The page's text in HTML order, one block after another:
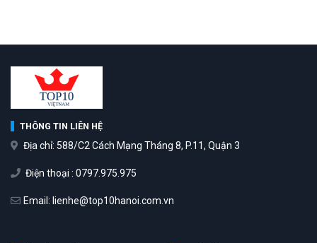
THÔNG TIN LIÊN HỆ
Địa chỉ: 588/C2 Cách Mạng Tháng 8, P.11, Quận 3
Điện thoại : 0797.975.975
Email: lienhe@top10hanoi.com.vn